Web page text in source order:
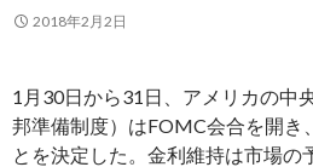
2018年2月2日
1月30日から31日、アメリカの中
邦準備制度）はFOMC会合を開き
とを決定した。金利維持は市場の